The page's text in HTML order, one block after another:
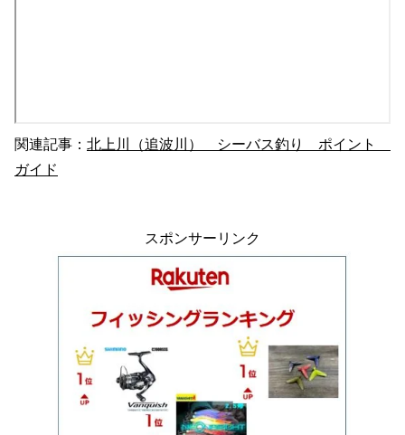
関連記事： 北上川（追波川） シーバス釣り ポイント
ガイド
スポンサーリンク